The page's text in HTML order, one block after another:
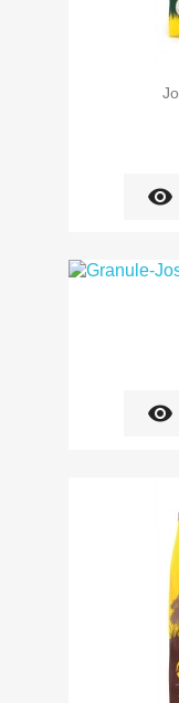
visibility
visibility